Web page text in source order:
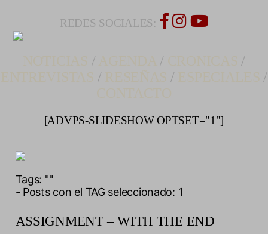
REDES SOCIALES:
/ /
/
/ /
/
[ADVPS-SLIDESHOW OPTSET="1"]
Tags: ""
- Posts con el TAG seleccionado: 1
ASSIGNMENT – WITH THE END